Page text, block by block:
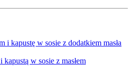
kapustą w sosie z masłem